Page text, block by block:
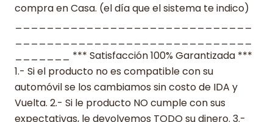
compra en Casa. (el día que el sistema te indico)
_______ *** Satisfacción 100% Garantizada ***
1.- Si el producto no es compatible con su
automóvil se los cambiamos sin costo de IDA y
Vuelta. 2.- Si le producto NO cumple con sus
expectativas, le devolvemos TODO su dinero. 3.-